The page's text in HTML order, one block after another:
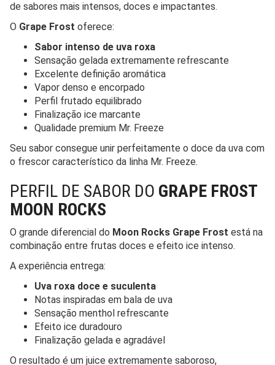
de sabores mais intensos, doces e impactantes.
O Grape Frost oferece:
Sabor intenso de uva roxa
Sensação gelada extremamente refrescante
Excelente definição aromática
Vapor denso e encorpado
Perfil frutado equilibrado
Finalização ice marcante
Qualidade premium Mr. Freeze
Seu sabor consegue unir perfeitamente o doce da uva com
o frescor característico da linha Mr. Freeze.
PERFIL DE SABOR DO GRAPE FROST
MOON ROCKS
O grande diferencial do Moon Rocks Grape Frost está na
combinação entre frutas doces e efeito ice intenso.
A experiência entrega:
Uva roxa doce e suculenta
Notas inspiradas em bala de uva
Sensação menthol refrescante
Efeito ice duradouro
Finalização gelada e agradável
O resultado é um juice extremamente saboroso,